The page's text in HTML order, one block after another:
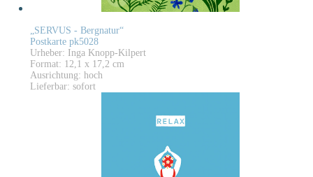
„SERVUS - Bergnatur“
Postkarte pk5028
Urheber: Inga Knopp-Kilpert
Format: 12,1 x 17,2 cm
Ausrichtung: hoch
Lieferbar: sofort